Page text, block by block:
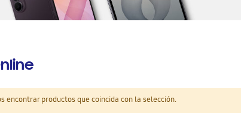
encontrar productos que coincida con la selección.